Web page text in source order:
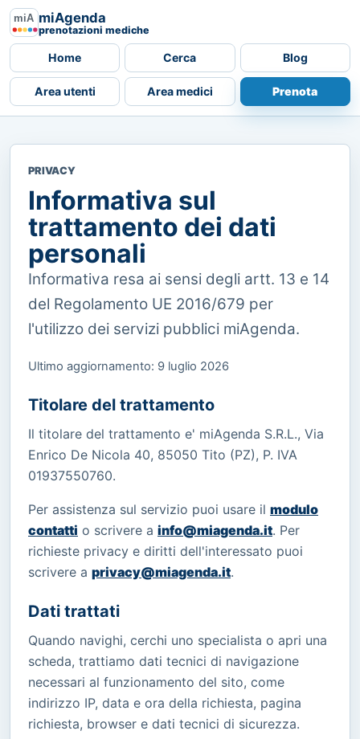
miAgenda
prenotazioni mediche
Home Cerca Blog
Area utenti Area medici Prenota
PRIVACY
Informativa sul
trattamento dei dati
personali
Informativa resa ai sensi degli artt. 13 e 14
del Regolamento UE 2016/679 per
l'utilizzo dei servizi pubblici miAgenda.
Ultimo aggiornamento: 9 luglio 2026
Titolare del trattamento
Il titolare del trattamento e' miAgenda S.R.L., Via
Enrico De Nicola 40, 85050 Tito (PZ), P. IVA
01937550760.
Per assistenza sul servizio puoi usare il modulo
contatti o scrivere a info@miagenda.it. Per
richieste privacy e diritti dell'interessato puoi
scrivere a privacy@miagenda.it.
Dati trattati
Quando navighi, cerchi uno specialista o apri una
scheda, trattiamo dati tecnici di navigazione
necessari al funzionamento del sito, come
indirizzo IP, data e ora della richiesta, pagina
richiesta, browser e dati tecnici di sicurezza.